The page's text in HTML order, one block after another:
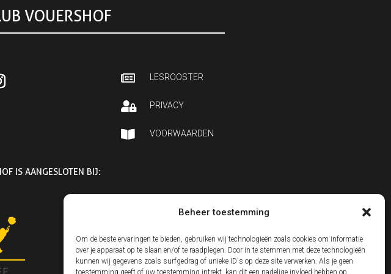
Beheer toestemming
Om de beste ervaringen te bieden, gebruiken wij technologieën zoals cookies om informatie
over je apparaat op te slaan en/of te raadplegen. Door in te stemmen met deze technologieën
kunnen wij gegevens zoals surfgedrag of unieke ID's op deze site verwerken. Als je geen
toestemming geeft of uw toestemming intrekt, kan dit een nadelige invloed hebben op
VOUERSHOF
 LESROOSTER
 PRIVACY
 VOORWAARDEN
IS AANGESLOTEN BIJ: